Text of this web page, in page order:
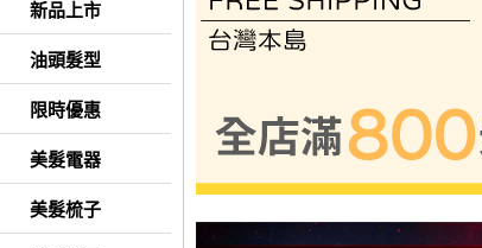
新品上市
油頭髮型
限時優惠
美髮電器
美髮梳子